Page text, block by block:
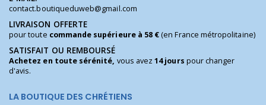
contact.boutiqueduweb@gmail.com
LIVRAISON OFFERTE
pour toute commande supérieure à 58 €(en France métropolitaine)
SATISFAIT OU REMBOURSÉ
Achetez en toute sérénité, vous avez14 jours pour changer
d'avis.
LA BOUTIQUE DES CHRÉTIENS